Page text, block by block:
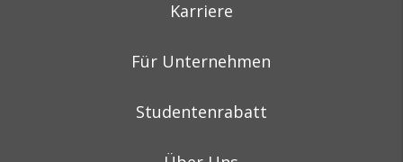
Karriere
Für Unternehmen
Studentenrabatt